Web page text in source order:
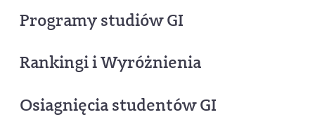
Programy studiów GI
Rankingi i Wyróżnienia
Osiagnięcia studentów GI